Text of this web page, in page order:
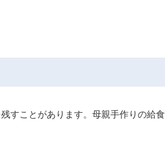
すことがあります。母親手作りの給食